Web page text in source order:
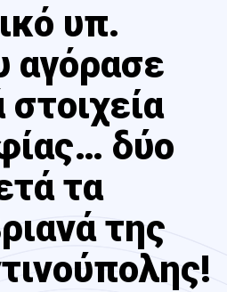
υπ.
αγόρασε
δύο
τα
της